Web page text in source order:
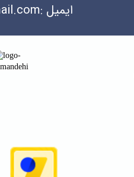
ایمیل :hajzakershop@jmail.com